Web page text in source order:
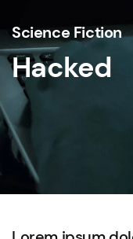
Science Fiction
Hacked